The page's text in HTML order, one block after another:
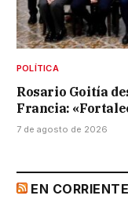
POLÍTICA
Rosario Goitía
Francia:
7 de agosto de 2026
EN